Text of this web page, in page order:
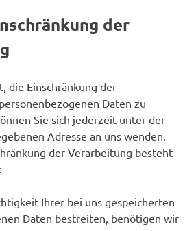
der
die Einschränkung der
Daten zu
Sie sich jederzeit unter der
Adresse an uns wenden.
der Verarbeitung besteht
Ihrer bei uns gespeicherten
Daten bestreiten, benötigen wir